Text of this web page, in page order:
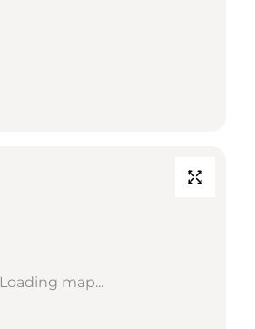
Loading map...